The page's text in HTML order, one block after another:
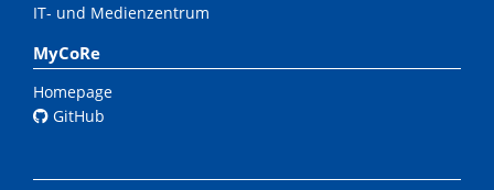
IT- und Medienzentrum
MyCoRe
Homepage
GitHub